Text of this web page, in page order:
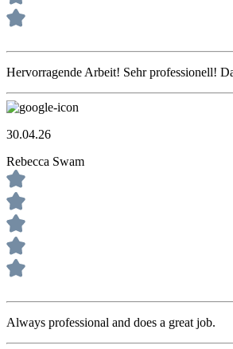
Hervorragende Arbeit! Sehr professionell!
30.04.26
Rebecca Swam
Always professional and does a great job.